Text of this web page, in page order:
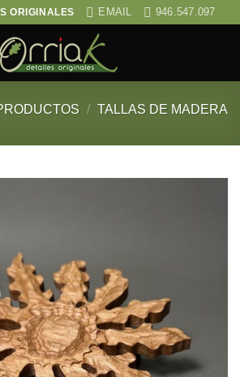
ORIGINALES EMAIL 946.547.097
/ TALLAS DE MADERA